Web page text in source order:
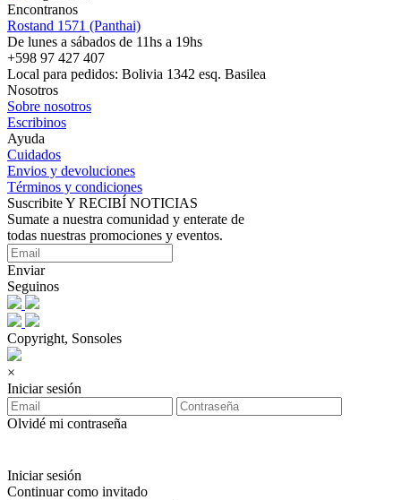
Encontranos
Rostand 1571 (Panthai)
De lunes a sábados de 11hs a 19hs
+598 97 427 407
Local para pedidos: Bolivia 1342 esq. Basilea
Nosotros
Sobre nosotros
Escribinos
Ayuda
Cuidados
Envios y devoluciones
Términos y condiciones
Suscribite Y RECIBÍ NOTICIAS
Sumate a nuestra comunidad y enterate de
todas nuestras promociones y eventos.
Enviar
Seguinos
Copyright, Sonsoles
×
Iniciar sesión
Olvidé mi contraseña
Iniciar sesión
Continuar como invitado